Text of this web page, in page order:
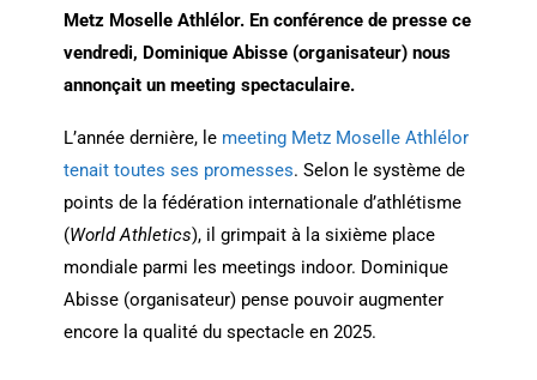
Metz Moselle Athlélor. En conférence de presse ce
vendredi, Dominique Abisse (organisateur) nous
annonçait un meeting spectaculaire.
L’année dernière, le meeting Metz Moselle Athlélor
tenait toutes ses promesses. Selon le système de
points de la fédération internationale d’athlétisme
(World Athletics), il grimpait à la sixième place
mondiale parmi les meetings indoor. Dominique
Abisse (organisateur) pense pouvoir augmenter
encore la qualité du spectacle en 2025.